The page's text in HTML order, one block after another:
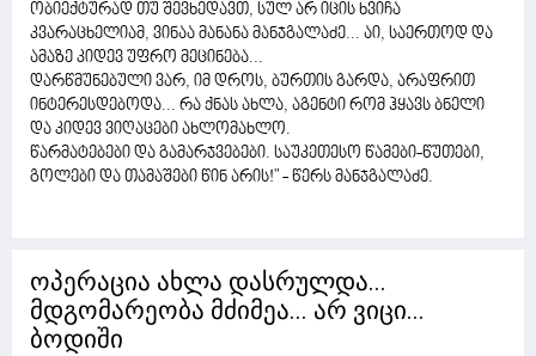
ობიექტურად თუ შევხედავთ, სულ არ იცის ხვიჩა
კვარაცხელიამ, ვინაა მანანა მანჯგალაძე... აი, საერთოდ და
ამაზე კიდევ უფრო მეცინება...
დარწმუნებული ვარ, იმ დროს, ბურთის გარდა, არაფრით
ინტერესდებოდა... რა ქნას ახლა, აგენტი რომ ჰყავს ბნელი
და კიდევ ვიღაცები ახლომახლო.
წარმატებები და გამარჯვებები. საუკეთესო წამები-წუთები,
გოლები და თამაშები წინ არის!" - წერს მანჯგალაძე.
ოპერაცია ახლა დასრულდა...
მდგომარეობა მძიმეა... არ ვიცი...
ბოდიში